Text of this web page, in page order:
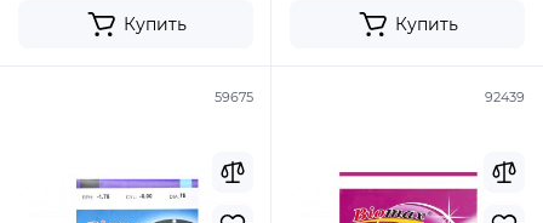
Купить Купить
59675 92439